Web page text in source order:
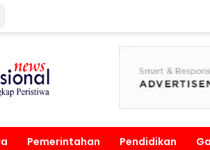
Pemerintahan Pendidikan